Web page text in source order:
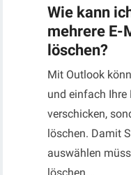
Wie kann
mehrere E-
löschen?
Mit Outlook
und einfach
verschicken,
löschen. Damit
auswählen